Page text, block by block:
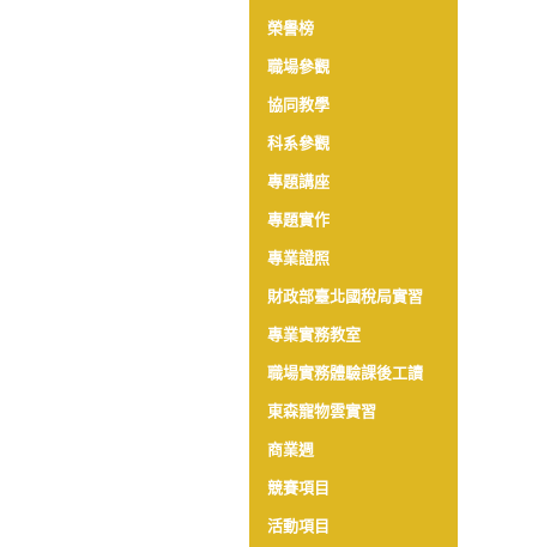
榮譽榜
職場參觀
協同教學
科系參觀
專題講座
專題實作
專業證照
財政部臺北國稅局實習
專業實務教室
職場實務體驗課後工讀
東森寵物雲實習
商業週
競賽項目
活動項目